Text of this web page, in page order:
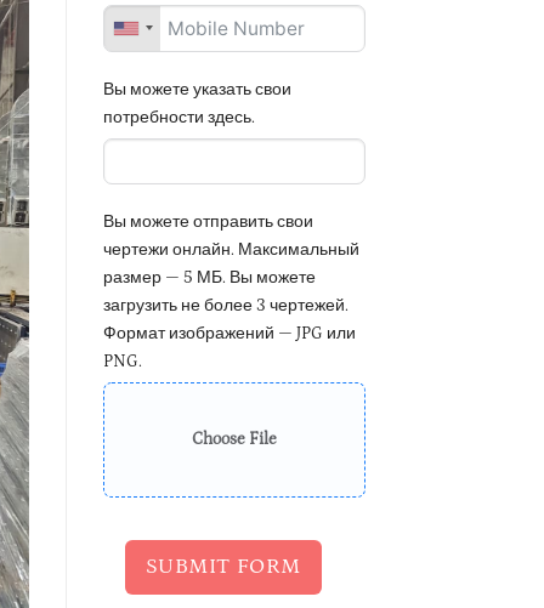
Вы можете указать свои
потребности здесь.
Вы можете отправить свои
чертежи онлайн. Максимальный
размер — 5 МБ. Вы можете
загрузить не более 3 чертежей.
Формат изображений — JPG или
PNG.
Choose File
SUBMIT FORM